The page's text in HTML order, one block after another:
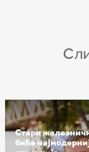
Стари
биће